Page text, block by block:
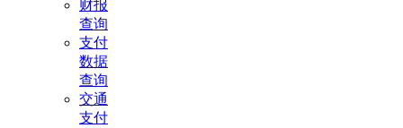
财报
查询
支付
数据
查询
交通
支付